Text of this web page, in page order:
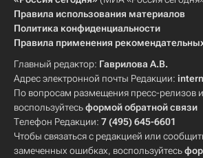
Правила использования материалов
Политика конфиденциальности
Правила применения
Главный редактор: Гаврилова А.В.
Адрес электронной почты Редакции:
По вопросам размещения пресс-релизов
воспользуйтесьформой обратной связи
Телефон Редакции: 7 (495) 645-6601
Чтобы связаться с редакцией или
замеченных ошибках, воспользуйтесь